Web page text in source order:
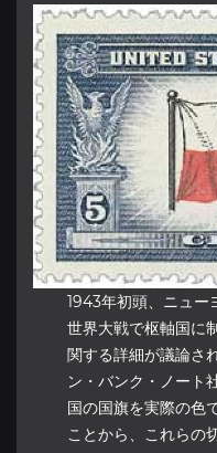
1943年初頭、ニュー
世界大戦で枢軸国に
関する詳細が議論さ
ン・バンク・ノート
国の国旗を実際の色
ことから、これらの